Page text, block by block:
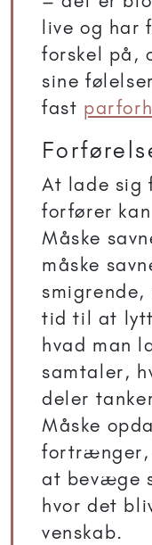
live og har
forskel på,
sine
fast
At lade sig
forfører
Måske
måske
tid til at
hvad man
samtaler,
deler
Måske
fortrænger,
at bevæge
hvor det
venskab.